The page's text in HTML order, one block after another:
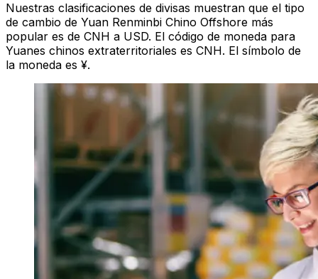
Nuestras clasificaciones de divisas muestran que el tipo
de cambio de Yuan Renminbi Chino Offshore más
popular es de CNH a USD. El código de moneda para
Yuanes chinos extraterritoriales es CNH. El símbolo de
la moneda es ¥.